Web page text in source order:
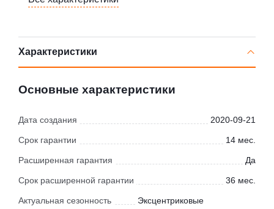
Характеристики
Основные характеристики
Дата создания 2020-09-21
Срок гарантии 14 мес.
Расширенная гарантия Да
Срок расширенной гарантии 36 мес.
Актуальная сезонность
Эксцентриковые